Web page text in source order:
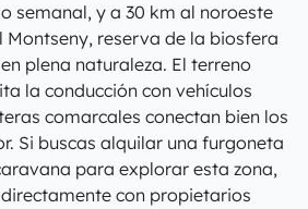
semanal, y a 30 km al noroeste
Montseny, reserva de la biosfera
plena naturaleza. El terreno
la conducción con vehículos
comarcales conectan bien los
Si buscas alquilar una furgoneta
para explorar esta zona,
con propietarios